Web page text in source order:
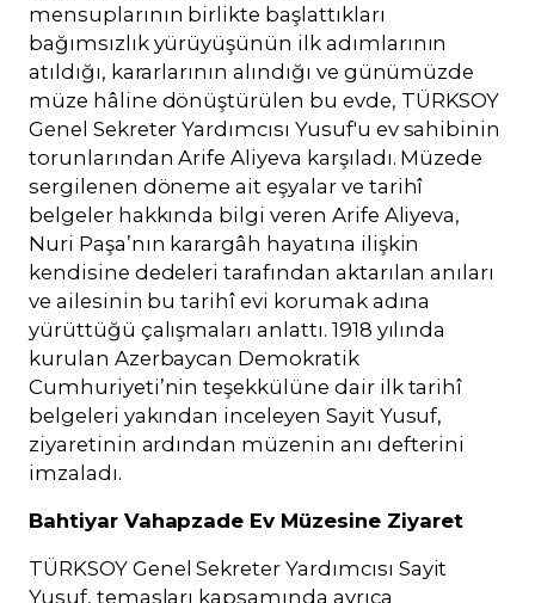
mensuplarının birlikte başlattıkları
bağımsızlık yürüyüşünün ilk adımlarının
atıldığı, kararlarının alındığı ve günümüzde
müze hâline dönüştürülen bu evde, TÜRKSOY
Genel Sekreter Yardımcısı Yusuf'u ev sahibinin
torunlarından Arife Aliyeva karşıladı. Müzede
sergilenen döneme ait eşyalar ve tarihî
belgeler hakkında bilgi veren Arife Aliyeva,
Nuri Paşa’nın karargâh hayatına ilişkin
kendisine dedeleri tarafından aktarılan anıları
ve ailesinin bu tarihî evi korumak adına
yürüttüğü çalışmaları anlattı. 1918 yılında
kurulan Azerbaycan Demokratik
Cumhuriyeti’nin teşekkülüne dair ilk tarihî
belgeleri yakından inceleyen Sayit Yusuf,
ziyaretinin ardından müzenin anı defterini
imzaladı.
Bahtiyar Vahapzade Ev Müzesine Ziyaret
TÜRKSOY Genel Sekreter Yardımcısı Sayit
Yusuf, temasları kapsamında ayrıca